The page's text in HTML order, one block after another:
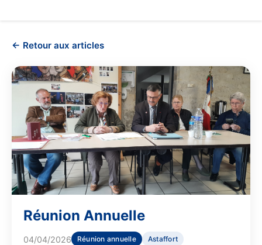
← Retour aux articles
Réunion Annuelle
04/04/2026 Réunion annuelle Astaffort